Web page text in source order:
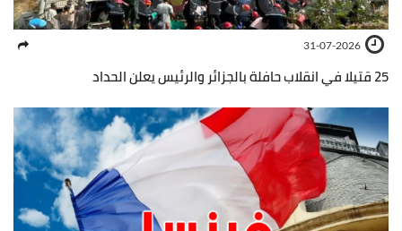
31-07-2026
25 قتيلا في انقلاب حافلة بالجزائر والرئيس يعلن الحداد